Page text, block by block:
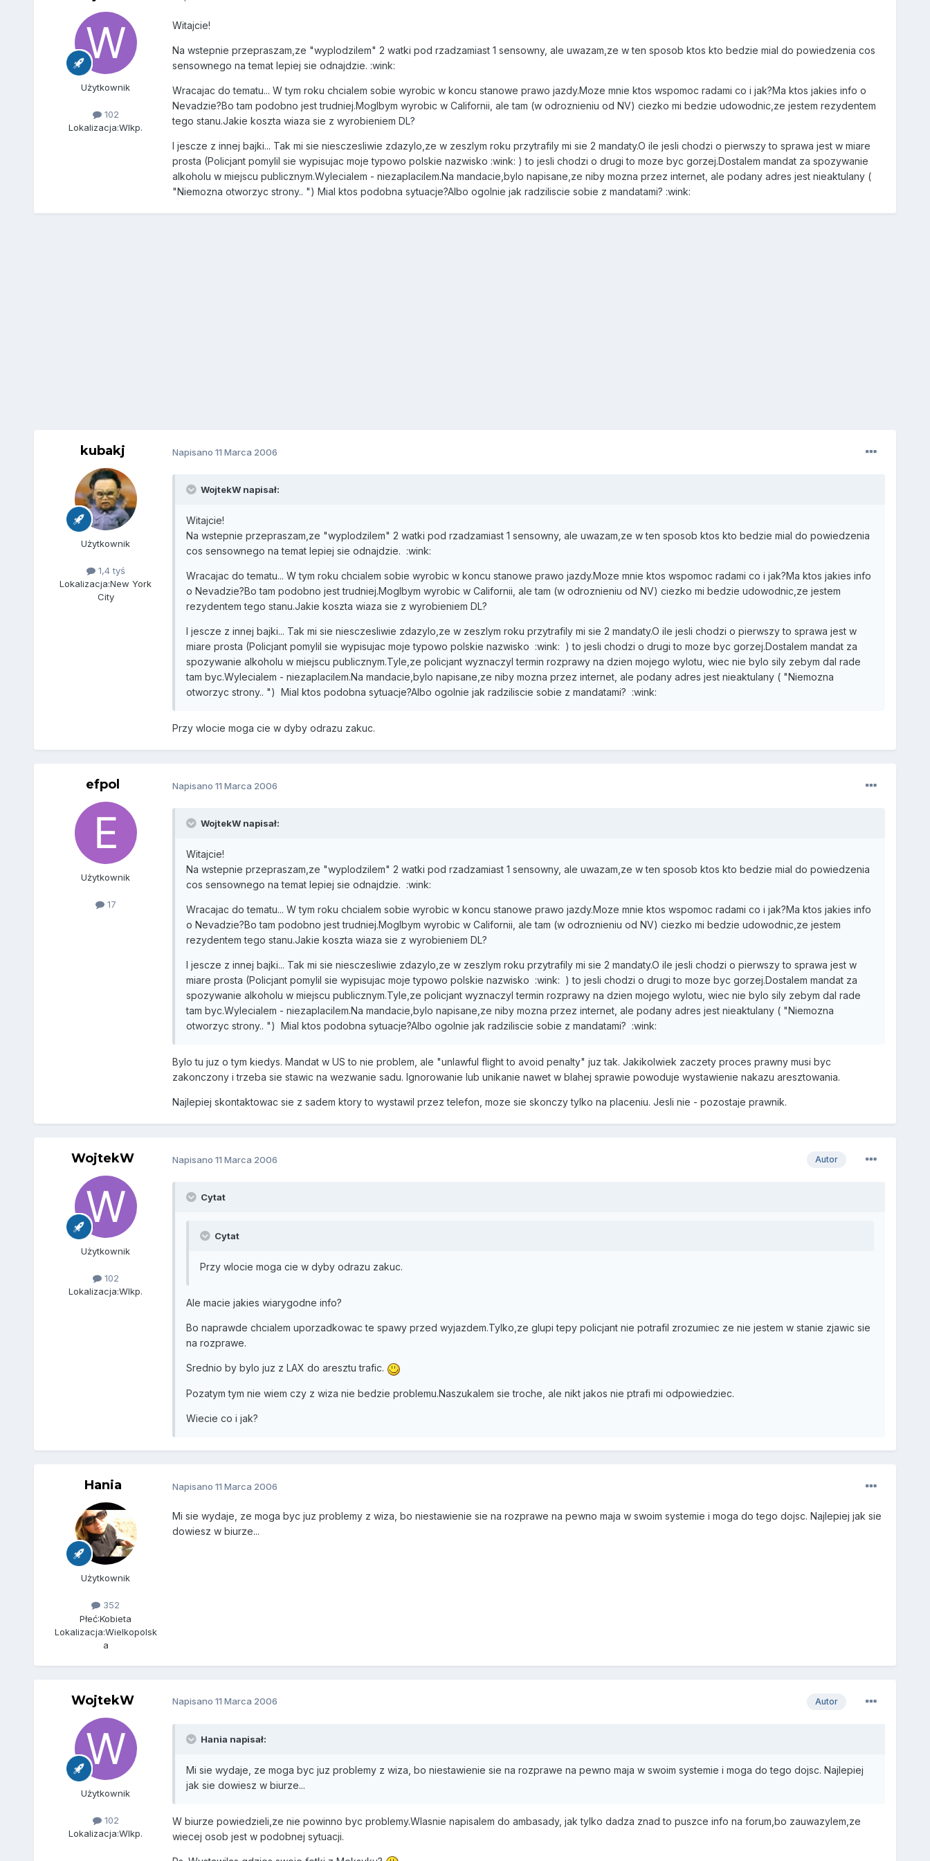
Użytkownik
102
Lokalizacja:Wlkp.
Witajcie!
Na wstepnie przepraszam,ze "wyplodzilem" 2 watki pod rzadzamiast 1 sensowny, ale uwazam,ze w ten sposob ktos kto bedzie mial do powiedzenia cos
sensownego na temat lepiej sie odnajdzie. :wink:
Wracajac do tematu... W tym roku chcialem sobie wyrobic w koncu stanowe prawo jazdy.Moze mnie ktos wspomoc radami co i jak?Ma ktos jakies info o
Nevadzie?Bo tam podobno jest trudniej.Moglbym wyrobic w Californii, ale tam (w odroznieniu od NV) ciezko mi bedzie udowodnic,ze jestem rezydentem
tego stanu.Jakie koszta wiaza sie z wyrobieniem DL?
I jescze z innej bajki... Tak mi sie niesczesliwie zdazylo,ze w zeszlym roku przytrafily mi sie 2 mandaty.O ile jesli chodzi o pierwszy to sprawa jest w miare
prosta (Policjant pomylil sie wypisujac moje typowo polskie nazwisko :wink: ) to jesli chodzi o drugi to moze byc gorzej.Dostalem mandat za spozywanie
alkoholu w miejscu publicznym.Wylecialem - niezaplacilem.Na mandacie,bylo napisane,ze niby mozna przez internet, ale podany adres jest nieaktulany (
"Niemozna otworzyc strony.. ") Mial ktos podobna sytuacje?Albo ogolnie jak radziliscie sobie z mandatami? :wink:
kubakj
Użytkownik
1,4 tyś
Lokalizacja:New York
City
Napisano 11 Marca 2006
WojtekW napisał:
Witajcie!
Na wstepnie przepraszam,ze "wyplodzilem" 2 watki pod rzadzamiast 1 sensowny, ale uwazam,ze w ten sposob ktos kto bedzie mial do powiedzenia
cos sensownego na temat lepiej sie odnajdzie. :wink:
Wracajac do tematu... W tym roku chcialem sobie wyrobic w koncu stanowe prawo jazdy.Moze mnie ktos wspomoc radami co i jak?Ma ktos jakies info
o Nevadzie?Bo tam podobno jest trudniej.Moglbym wyrobic w Californii, ale tam (w odroznieniu od NV) ciezko mi bedzie udowodnic,ze jestem
rezydentem tego stanu.Jakie koszta wiaza sie z wyrobieniem DL?
I jescze z innej bajki... Tak mi sie niesczesliwie zdazylo,ze w zeszlym roku przytrafily mi sie 2 mandaty.O ile jesli chodzi o pierwszy to sprawa jest w
miare prosta (Policjant pomylil sie wypisujac moje typowo polskie nazwisko :wink: ) to jesli chodzi o drugi to moze byc gorzej.Dostalem mandat za
spozywanie alkoholu w miejscu publicznym.Tyle,ze policjant wyznaczyl termin rozprawy na dzien mojego wylotu, wiec nie bylo sily zebym dal rade
tam byc.Wylecialem - niezaplacilem.Na mandacie,bylo napisane,ze niby mozna przez internet, ale podany adres jest nieaktulany ( "Niemozna
otworzyc strony.. ") Mial ktos podobna sytuacje?Albo ogolnie jak radziliscie sobie z mandatami? :wink:
Przy wlocie moga cie w dyby odrazu zakuc.
efpol
Użytkownik
17
Napisano 11 Marca 2006
WojtekW napisał:
Witajcie!
Na wstepnie przepraszam,ze "wyplodzilem" 2 watki pod rzadzamiast 1 sensowny, ale uwazam,ze w ten sposob ktos kto bedzie mial do powiedzenia
cos sensownego na temat lepiej sie odnajdzie. :wink:
Wracajac do tematu... W tym roku chcialem sobie wyrobic w koncu stanowe prawo jazdy.Moze mnie ktos wspomoc radami co i jak?Ma ktos jakies info
o Nevadzie?Bo tam podobno jest trudniej.Moglbym wyrobic w Californii, ale tam (w odroznieniu od NV) ciezko mi bedzie udowodnic,ze jestem
rezydentem tego stanu.Jakie koszta wiaza sie z wyrobieniem DL?
I jescze z innej bajki... Tak mi sie niesczesliwie zdazylo,ze w zeszlym roku przytrafily mi sie 2 mandaty.O ile jesli chodzi o pierwszy to sprawa jest w
miare prosta (Policjant pomylil sie wypisujac moje typowo polskie nazwisko :wink: ) to jesli chodzi o drugi to moze byc gorzej.Dostalem mandat za
spozywanie alkoholu w miejscu publicznym.Tyle,ze policjant wyznaczyl termin rozprawy na dzien mojego wylotu, wiec nie bylo sily zebym dal rade
tam byc.Wylecialem - niezaplacilem.Na mandacie,bylo napisane,ze niby mozna przez internet, ale podany adres jest nieaktulany ( "Niemozna
otworzyc strony.. ") Mial ktos podobna sytuacje?Albo ogolnie jak radziliscie sobie z mandatami? :wink:
Bylo tu juz o tym kiedys. Mandat w US to nie problem, ale "unlawful flight to avoid penalty" juz tak. Jakikolwiek zaczety proces prawny musi byc
zakonczony i trzeba sie stawic na wezwanie sadu. Ignorowanie lub unikanie nawet w blahej sprawie powoduje wystawienie nakazu aresztowania.
Najlepiej skontaktowac sie z sadem ktory to wystawil przez telefon, moze sie skonczy tylko na placeniu. Jesli nie - pozostaje prawnik.
WojtekW
Użytkownik
102
Lokalizacja:Wlkp.
Autor
Napisano 11 Marca 2006
Cytat
Cytat
Przy wlocie moga cie w dyby odrazu zakuc.
Ale macie jakies wiarygodne info?
Bo naprawde chcialem uporzadkowac te spawy przed wyjazdem.Tylko,ze glupi tepy policjant nie potrafil zrozumiec ze nie jestem w stanie zjawic sie
na rozprawe.
Srednio by bylo juz z LAX do aresztu trafic.
Pozatym tym nie wiem czy z wiza nie bedzie problemu.Naszukalem sie troche, ale nikt jakos nie ptrafi mi odpowiedziec.
Wiecie co i jak?
Hania
Użytkownik
352
Płeć:Kobieta
Lokalizacja:Wielkopolsk
a
Napisano 11 Marca 2006
Mi sie wydaje, ze moga byc juz problemy z wiza, bo niestawienie sie na rozprawe na pewno maja w swoim systemie i moga do tego dojsc. Najlepiej jak sie
dowiesz w biurze...
WojtekW
Użytkownik
102
Lokalizacja:Wlkp.
Autor
Napisano 11 Marca 2006
Hania napisał:
Mi sie wydaje, ze moga byc juz problemy z wiza, bo niestawienie sie na rozprawe na pewno maja w swoim systemie i moga do tego dojsc. Najlepiej
jak sie dowiesz w biurze...
W biurze powiedzieli,ze nie powinno byc problemy.Wlasnie napisalem do ambasady, jak tylko dadza znad to puszce info na forum,bo zauwazylem,ze
wiecej osob jest w podobnej sytuacji.